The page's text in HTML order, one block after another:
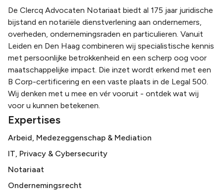
De Clercq Advocaten Notariaat biedt al 175 jaar juridische
bijstand en notariële dienstverlening aan ondernemers,
overheden, ondernemingsraden en particulieren. Vanuit
Leiden en Den Haag combineren wij specialistische kennis
met persoonlijke betrokkenheid en een scherp oog voor
maatschappelijke impact. Die inzet wordt erkend met een
B Corp-certificering en een vaste plaats in de Legal 500.
Wij denken met u mee en vér vooruit - ontdek wat wij
voor u kunnen betekenen.
Expertises
Arbeid, Medezeggenschap & Mediation
IT, Privacy & Cybersecurity
Notariaat
Ondernemingsrecht